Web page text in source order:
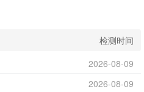
检测时间
2026-08-09
2026-08-09